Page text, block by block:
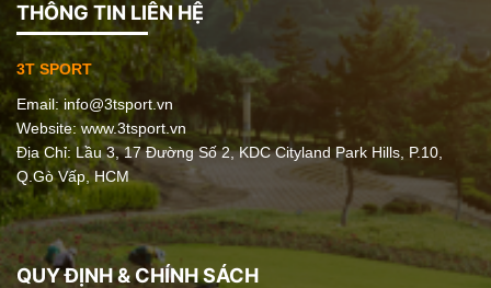
THÔNG TIN LIÊN HỆ
3T SPORT
Email:info@3tsport.vn
Website: www.3tsport.vn
Địa Chỉ: Lầu 3, 17 Đường Số 2, KDC Cityland Park Hills, P.10,
Q.Gò Vấp, HCM
QUY ĐỊNH & CHÍNH SÁCH